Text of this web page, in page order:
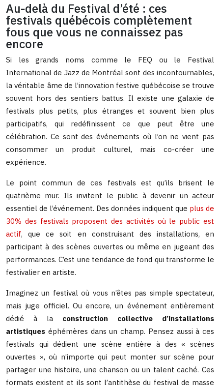
Au-delà du Festival d’été : ces
festivals québécois complètement
fous que vous ne connaissez pas
encore
Si les grands noms comme le FEQ ou le Festival
International de Jazz de Montréal sont des incontournables,
la véritable âme de l’innovation festive québécoise se trouve
souvent hors des sentiers battus. Il existe une galaxie de
festivals plus petits, plus étranges et souvent bien plus
participatifs, qui redéfinissent ce que peut être une
célébration. Ce sont des événements où l’on ne vient pas
consommer un produit culturel, mais co-créer une
expérience.
Le point commun de ces festivals est qu’ils brisent le
quatrième mur. Ils invitent le public à devenir un acteur
essentiel de l’événement. Des données indiquent que plus de
30% des festivals proposent des activités où le public est
actif, que ce soit en construisant des installations, en
participant à des scènes ouvertes ou même en jugeant des
performances. C’est une tendance de fond qui transforme le
festivalier en artiste.
Imaginez un festival où vous n’êtes pas simple spectateur,
mais juge officiel. Ou encore, un événement entièrement
dédié à la construction collective d’installations
artistiques éphémères dans un champ. Pensez aussi à ces
festivals qui dédient une scène entière à des « scènes
ouvertes », où n’importe qui peut monter sur scène pour
partager une histoire, une chanson ou un talent caché. Ces
formats existent et ils sont l’antithèse du festival de masse